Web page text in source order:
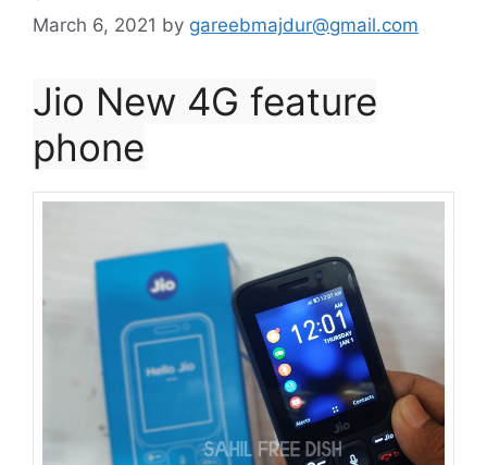
March 6, 2021 by gareebmajdur@gmail.com
Jio New 4G feature
phone